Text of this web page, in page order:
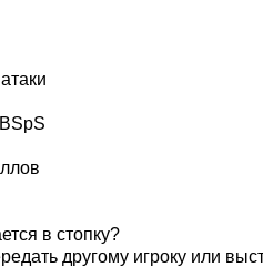
в стопку?
другому игроку или